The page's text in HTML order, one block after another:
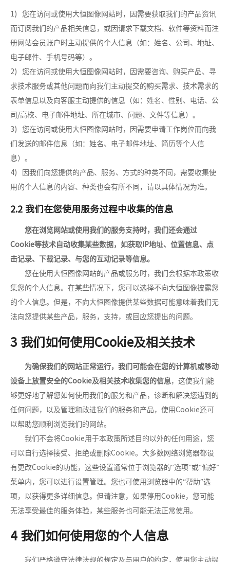
1)
您在访问或使用大恒图像网站时，因需要获取我们的产品资讯
而订阅我们的产品相关信息，或因请求下载文档、软件等资料而注
册网站会员账户时主动提供的个人信息（如：姓名、公司、地址、
电子邮件、手机号码等）。
2)
您在访问或使用大恒图像网站时，因需要咨询、购买产品、寻
求技术服务或其他问题而向我们主动提交的购买需求、技术需求的
表单信息以及向客服主动提供的信息（如：姓名、性别、电话、公
司 /高校、电子邮件地址、所在城市、问题、文件等信息）。
3)
您在访问或使用大恒图像网站时，因需要申请工作岗位而向我
们发送的邮件信息（如：姓名、电子邮件地址、简历等个人信
息）。
4)
因我们向您提供的产品、服务、方式的种类不同，需要收集使
用的个人信息的内容、种类也会有所不同，请以具体情况为准。
2.2 我们在您使用服务过程中收集的信息
您在浏览网站或使用我们的服务支持时，我们还会通过
Cookie等技术自动收集某些数据，如获取IP地址、位置信息、点
击记录、下载记录、与您的互动记录等信息。
您在使用大恒图像网站的产品或服务时，我们会根据本政策收
集您的个人信息。 在某些情况下，您可以选择不向大恒图像披露您
的个人信息。但是，不向大恒图像提供某些数据可能意味着我们无
法向您提供某些产品，服务，支持，或回应您提出的问题。
3 我们如何使用Cookie及相关技术
为确保我们的网站正常运行，我们可能会在您的计算机或移动
设备上放置安全的Cookie及相关技术收集您的信息 ，这使我们能
够更好地了解您如何使用我们的服务和产品，诊断和解决您遇到的
任何问题，以及管理和改进我们的服务和产品，使用Cookie还可
以帮助您顺利浏览我们的网站。
我们不会将Cookie用于本政策所述目的以外的任何用途，您
可以自行选择接受、拒绝或删除Cookie。大多数网络浏览器都设
有更改Cookie的功能，这些设置通常位于浏览器的“选项”或“偏好”
菜单内，您可以进行设置管理。您也可使用浏览器中的“帮助”选
项，以获得更多详细信息。但请注意，如果停用Cookie ，您可能
无法享受最佳的服务体验，某些服务也可能无法正常使用。
4 我们如何使用您的个人信息
我们严格遵守法律法规的规定及与用户的约定，使用您主动提